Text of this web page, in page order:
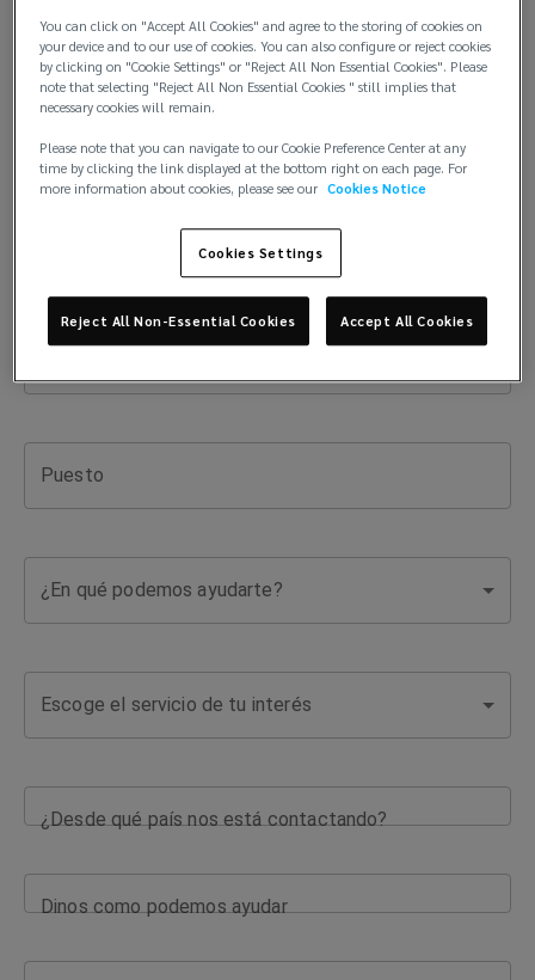
con
equipo
de
Perú
Apellido
Puesto
¿En qué podemos ayudarte?
Escoge el servicio de tu interés
¿Desde qué país nos está contactando?
Dinos como podemos ayudar
You can click on "Accept All Cookies" and agree to the storing of cookies on
your device and to our use of cookies. You can also configure or reject cookies
by clicking on "Cookie Settings" or "Reject All Non Essential Cookies". Please
note that selecting "Reject All Non Essential Cookies " still implies that
necessary cookies will remain.
Please note that you can navigate to our Cookie Preference Center at any
time by clicking the link displayed at the bottom right on each page. For
more information about cookies, please see our Cookies Notice
Cookies Settings
Reject All Non-Essential Cookies Accept All Cookies